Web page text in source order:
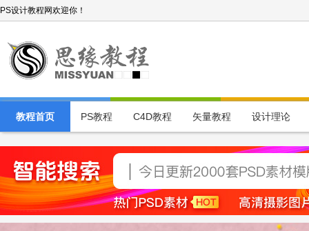
PS设计教程网欢迎你！
教程首页 PS教程 C4D教程 矢量教程 设计理论